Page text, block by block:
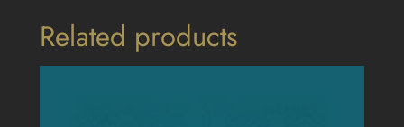
Related products